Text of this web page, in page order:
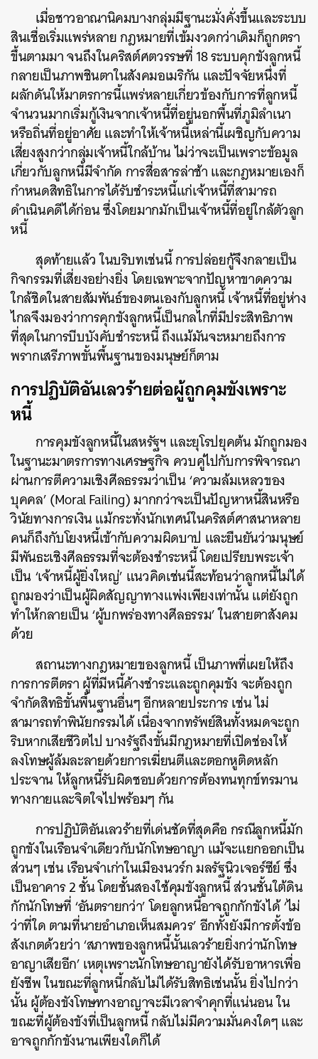
เมื่อชาวอาณานิคมบางกลุ่มมีฐานะมั่งคั่งขึ้นและระบบ
สินเชื่อเริ่มแพร่หลาย กฎหมายที่เข้มงวดกว่าเดิมก็ถูกตรา
ขึ้นตามมา จนถึงในคริสต์ศตวรรษที่ 18 ระบบคุกขังลูกหนี้
กลายเป็นภาพชินตาในสังคมอเมริกัน และปัจจัยหนึ่งที่
ผลักดันให้มาตรการนี้แพร่หลายเกี่ยวข้องกับการที่ลูกหนี้
จำนวนมากเริ่มกู้เงินจากเจ้าหนี้ที่อยู่นอกพื้นที่ภูมิลำเนา
หรือถิ่นที่อยู่อาศัย และทำให้เจ้าหนี้เหล่านี้เผชิญกับความ
เสี่ยงสูงกว่ากลุ่มเจ้าหนี้ใกล้บ้าน ไม่ว่าจะเป็นเพราะข้อมูล
เกี่ยวกับลูกหนี้มีจำกัด การสื่อสารล่าช้า และกฎหมายเองก็
กำหนดสิทธิในการได้รับชำระหนี้แก่เจ้าหนี้ที่สามารถ
ดำเนินคดีได้ก่อน ซึ่งโดยมากมักเป็นเจ้าหนี้ที่อยู่ใกล้ตัวลูก
หนี้
สุดท้ายแล้ว ในบริบทเช่นนี้ การปล่อยกู้จึงกลายเป็น
กิจกรรมที่เสี่ยงอย่างยิ่ง โดยเฉพาะจากปัญหาขาดความ
ใกล้ชิดในสายสัมพันธ์ของตนเองกับลูกหนี้ เจ้าหนี้ที่อยู่ห่าง
ไกลจึงมองว่าการคุกขังลูกหนี้เป็นกลไกที่มีประสิทธิภาพ
ที่สุดในการบีบบังคับชำระหนี้ ถึงแม้มันจะหมายถึงการ
พรากเสรีภาพขั้นพื้นฐานของมนุษย์ก็ตาม
การปฏิบัติอันเลวร้ายต่อผู้ถูกคุมขังเพราะ
หนี้
การคุมขังลูกหนี้ในสหรัฐฯ และยุโรปยุคต้น มักถูกมอง
ในฐานะมาตรการทางเศรษฐกิจ ควบคู่ไปกับการพิจารณา
ผ่านการตีความเชิงศีลธรรมว่าเป็น ‘ความล้มเหลวของ
บุคคล’ (Moral Failing) มากกว่าจะเป็นปัญหาหนี้สินหรือ
วินัยทางการเงิน แม้กระทั่งนักเทศน์ในคริสต์ศาสนาหลาย
คนก็ถึงกับโยงหนี้เข้ากับความผิดบาป และยืนยันว่ามนุษย์
มีพันธะเชิงศีลธรรมที่จะต้องชำระหนี้ โดยเปรียบพระเจ้า
เป็น ‘เจ้าหนี้ผู้ยิ่งใหญ่’ แนวคิดเช่นนี้สะท้อนว่าลูกหนี้ไม่ได้
ถูกมองว่าเป็นผู้ผิดสัญญาทางแพ่งเพียงเท่านั้น แต่ยังถูก
ทำให้กลายเป็น ‘ผู้บกพร่องทางศีลธรรม’ ในสายตาสังคม
ด้วย
สถานะทางกฎหมายของลูกหนี้ เป็นภาพที่เผยให้ถึง
การการตีตรา ผู้ที่มีหนี้ค้างชำระและถูกคุมขัง จะต้องถูก
จำกัดสิทธิขั้นพื้นฐานอื่นๆ อีกหลายประการ เช่น ไม่
สามารถทำพินัยกรรมได้ เนื่องจากทรัพย์สินทั้งหมดจะถูก
ริบหากเสียชีวิตไป บางรัฐถึงขั้นมีกฎหมายที่เปิดช่องให้
ลงโทษผู้ล้มละลายด้วยการเฆี่ยนตีและตอกหูติดหลัก
ประจาน ให้ลูกหนี้รับผิดชอบด้วยการต้องทนทุกข์ทรมาน
ทางกายและจิตใจไปพร้อมๆ กัน
การปฏิบัติอันเลวร้ายที่เด่นชัดที่สุดคือ กรณีลูกหนี้มัก
ถูกขังในเรือนจำเดียวกับนักโทษอาญา แม้จะแยกออกเป็น
ส่วนๆ เช่น เรือนจำเก่าในเมืองนวร์ก มลรัฐนิวเจอร์ซีย์ ซึ่ง
เป็นอาคาร 2 ชั้น โดยชั้นสองใช้คุมขังลูกหนี้ ส่วนชั้นใต้ดิน
กักนักโทษที่ ‘อันตรายกว่า’ โดยลูกหนี้อาจถูกกักขังได้ ‘ไม่
ว่าที่ใด ตามที่นายอำเภอเห็นสมควร’ อีกทั้งยังมีการตั้งข้อ
สังเกตด้วยว่า ‘สภาพของลูกหนี้นั้นเลวร้ายยิ่งกว่านักโทษ
อาญาเสียอีก’ เหตุเพราะนักโทษอาญายังได้รับอาหารเพื่อ
ยังชีพ ในขณะที่ลูกหนี้กลับไม่ได้รับสิทธิเช่นนั้น ยิ่งไปกว่า
นั้น ผู้ต้องขังโทษทางอาญาจะมีเวลาจำคุกที่แน่นอน ใน
ขณะที่ผู้ต้องขังที่เป็นลูกหนี้ กลับไม่มีความมั่นคงใดๆ และ
อาจถูกกักขังนานเพียงใดก็ได้